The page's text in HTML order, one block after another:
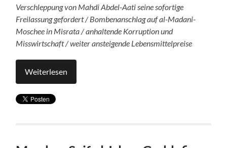
Verschleppung von Mahdi Abdel-Aati seine sofortige
Freilassung gefordert / Bombenanschlag auf al-Madani-
Moschee in Misrata / anhaltende Korruption und
Misswirtschaft / weiter ansteigende Lebensmittelpreise
Weiterlesen